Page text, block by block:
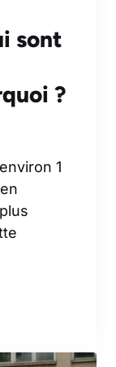
sont
?
1